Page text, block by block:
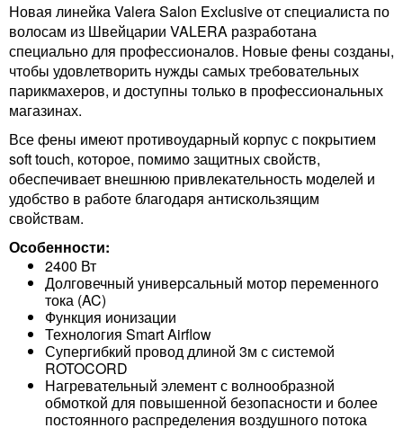
Новая линейка Valera Salon Exclusive от специалиста по
волосам из Швейцарии VALERA разработана
специально для профессионалов. Новые фены созданы,
чтобы удовлетворить нужды самых требовательных
парикмахеров, и доступны только в профессиональных
магазинах.
Все фены имеют противоударный корпус с покрытием
soft touch, которое, помимо защитных свойств,
обеспечивает внешнюю привлекательность моделей и
удобство в работе благодаря антискользящим
свойствам.
Особенности:
2400 Вт
Долговечный универсальный мотор переменного
тока (AC)
Функция ионизации
Технология Smart Airflow
Супергибкий провод длиной 3м с системой
ROTOCORD
Нагревательный элемент с волнообразной
обмоткой для повышенной безопасности и более
постоянного распределения воздушного потока